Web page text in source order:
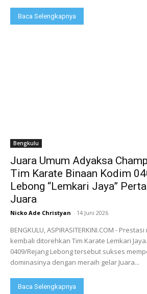
Baca Selengkapnya
Bengkulu
Juara Umum Adyaksa
Tim Karate Binaan Kodim
Lebong “Lemkari Jaya”
Juara
Nicko Ade Christyan - 14 Juni 2026
BENGKULU, ASPIRASITERKINI.COM -
kembali ditorehkan Tim Karate Lemkari
0409/Rejang Lebong tersebut sukses
dominasinya dengan meraih gelar Juara...
Baca Selengkapnya